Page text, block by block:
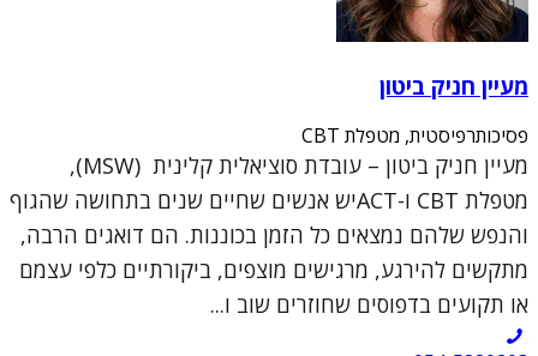
מעיין חניק ביטון
פסיכותרפיסטית, מטפלת CBT
מעיין חניק ביטון – עובדת סוציאלית קלינית (MSW),
מטפלת CBT ו-ACTיש אנשים שחיים שנים בתחושה שהגוף
והנפש שלהם נמצאים כל הזמן בכוננות. הם דואגים הרבה,
מתקשים להירגע, מרגישים מוצפים, ביקורתיים כלפי עצמם
או תקועים בדפוסים שחוזרים שוב ו...